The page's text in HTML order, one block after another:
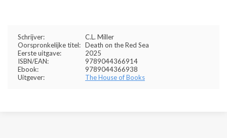
Schrijver:
C.L. Miller
Oorspronkelijke titel: Death on the Red Sea
Eerste uitgave:
2025
ISBN/EAN:
9789044366914
Ebook:
9789044366938
Uitgever:
The House of Books